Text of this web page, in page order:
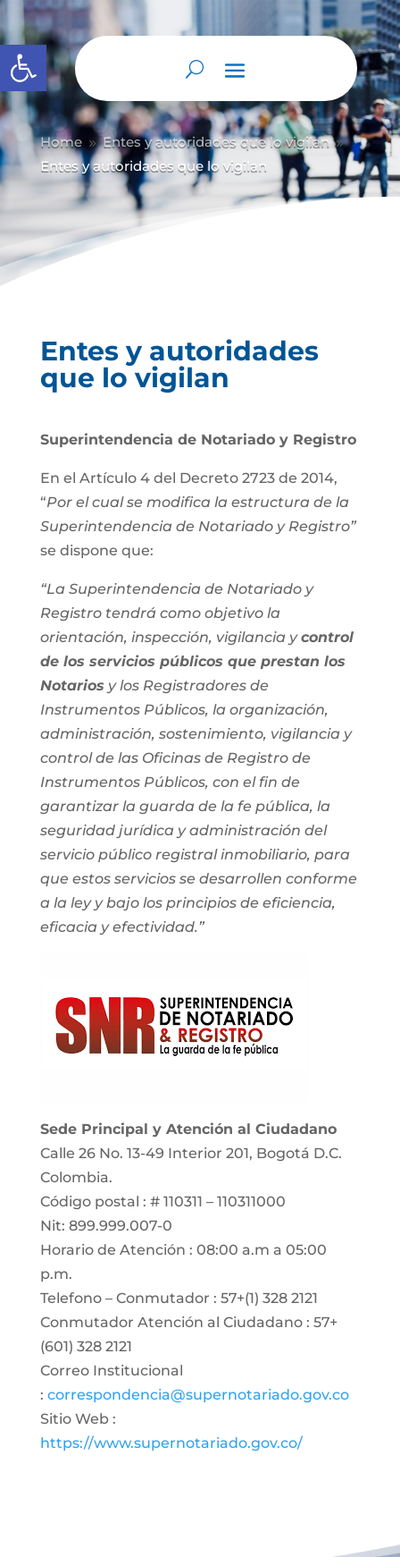
Abrir barra de herramientas
Home 9 Entes y autoridades que lo vigilan 9
Entes y autoridades que lo vigilan
Entes y autoridades
que lo vigilan
Superintendencia de Notariado y Registro
En el Artículo 4 del Decreto 2723 de 2014,
“Por el cual se modifica la estructura de la
Superintendencia de Notariado y Registro”
se dispone que:
“La Superintendencia de Notariado y
Registro tendrá como objetivo la
orientación, inspección, vigilancia ycontrol
de los servicios públicos que prestan los
Notarios y los Registradores de
Instrumentos Públicos, la organización,
administración, sostenimiento, vigilancia y
control de las Oficinas de Registro de
Instrumentos Públicos, con el fin de
garantizar la guarda de la fe pública, la
seguridad jurídica y administración del
servicio público registral inmobiliario, para
que estos servicios se desarrollen conforme
a la ley y bajo los principios de eficiencia,
eficacia y efectividad.”
Sede Principal y Atención al Ciudadano
Calle 26 No. 13-49 Interior 201, Bogotá D.C.
Colombia.
Código postal : # 110311 – 110311000
Nit: 899.999.007-0
Horario de Atención : 08:00 a.m a 05:00
p.m.
Telefono – Conmutador : 57+(1) 328 2121
Conmutador Atención al Ciudadano : 57+
(601) 328 2121
Correo Institucional
: correspondencia@supernotariado.gov.co
Sitio Web :
https://www.supernotariado.gov.co/